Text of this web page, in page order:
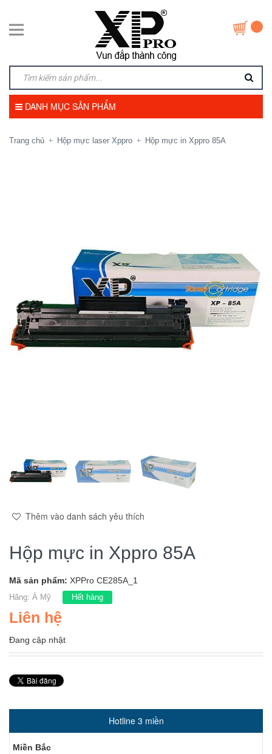
DANH MỤC SẢN PHẨM
Trang chủ + Hộp mực laser Xppro + Hộp mực in Xppro 85A
Thêm vào danh sách yêu thích
Hộp mực in Xppro 85A
Mã sản phẩm: XPPro CE285A_1
Hãng: Á Mỹ Hết hàng
Liên hệ
Đang cập nhật
Hotline 3 miền
Miền Bắc